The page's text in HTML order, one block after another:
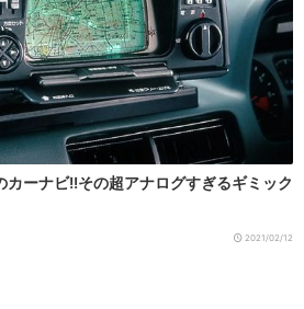
ーナビ!!その超アナログすぎるギミック
2021/02/12